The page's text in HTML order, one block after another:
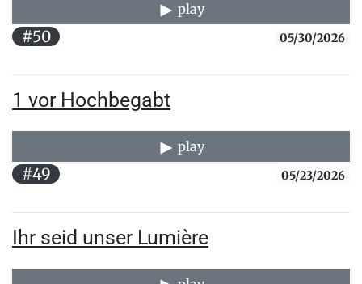
play
#50 05/30/2026
1 vor Hochbegabt
play
#49 05/23/2026
Ihr seid unser Lumière